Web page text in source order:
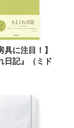
具に注目！】
日記』（ミド